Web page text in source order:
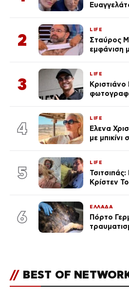
2
LIFE
Σταύρος
εμφάνιση
3
LIFE
εκ. likes
4
LIFE
Έλενα
με
καθεμία…»
5
LIFE
Κρίστεν
6
ΕΛΛΑΔΑ
Πόρτο
// BEST OF